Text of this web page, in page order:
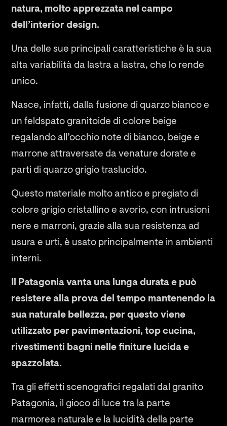
natura, molto apprezzata nel campo
dell’interior design.
Una delle sue principali caratteristiche è la sua
alta variabilità da lastra a lastra, che lo rende
unico.
Nasce, infatti, dalla fusione di quarzo bianco e
un feldspato granitoide di colore beige
regalando all’occhio note di bianco, beige e
marrone attraversate da venature dorate e
parti di quarzo grigio traslucido.
Questo materiale molto antico e pregiato di
colore grigio cristallino e avorio, con intrusioni
nere e marroni, grazie alla sua resistenza ad
usura e urti, è usato principalmente in ambienti
interni.
Il Patagonia vanta una lunga durata e può
resistere alla prova del tempo mantenendo la
sua naturale bellezza, per questo viene
utilizzato per pavimentazioni, top cucina,
rivestimenti bagni nelle finiture lucida e
spazzolata.
Tra gli effetti scenografici regalati dal granito
Patagonia, il gioco di luce tra la parte
marmorea naturale e la lucidità della parte